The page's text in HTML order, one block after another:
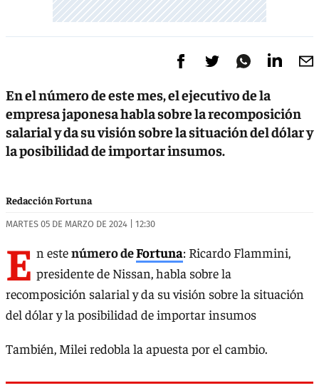
En el número de este mes, el ejecutivo de la
empresa japonesa habla sobre la recomposición
salarial y da su visión sobre la situación del dólar y
la posibilidad de importar insumos.
Redacción Fortuna
MARTES 05 DE MARZO DE 2024 | 12:30
E n estenúmero deFortuna: Ricardo Flammini,
presidente de Nissan, habla sobre la
recomposición salarial y da su visión sobre la situación
del dólar y la posibilidad de importar insumos
También, Milei redobla la apuesta por el cambio.